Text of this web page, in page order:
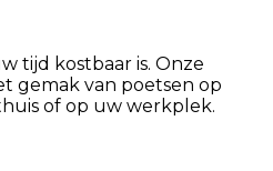
tijd kostbaar is. Onze
gemak van poetsen op
of op uw werkplek.